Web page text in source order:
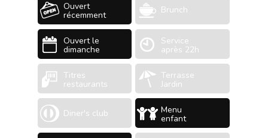
Ouvert
récemment Brunch
Ouvert le
dimanche
Service
après 22h
Titres
restaurants
Terrasse
Jardin
Diner's club Menu
enfant